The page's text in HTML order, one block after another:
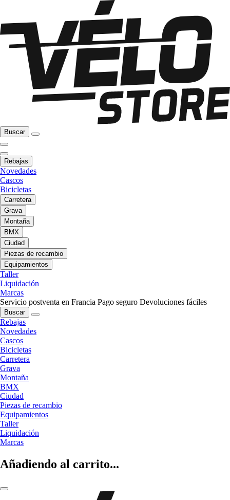
Buscar
Rebajas
Novedades
Cascos
Bicicletas
Carretera
Grava
Montaña
BMX
Ciudad
Piezas de recambio
Equipamientos
Taller
Liquidación
Marcas
Servicio postventa en Francia Pago seguro Devoluciones fáciles
Buscar
Rebajas
Novedades
Cascos
Bicicletas
Carretera
Grava
Montaña
BMX
Ciudad
Piezas de recambio
Equipamientos
Taller
Liquidación
Marcas
Añadiendo al carrito...